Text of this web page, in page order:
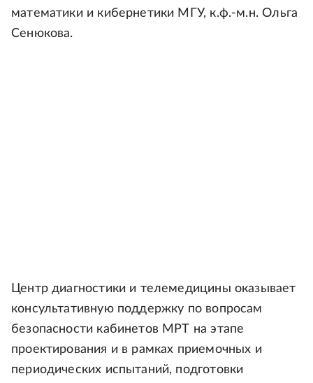
математики и кибернетики МГУ, к.ф.-м.н. Ольга
Сенюкова.
Центр диагностики и телемедицины оказывает
консультативную поддержку по вопросам
безопасности кабинетов МРТ на этапе
проектирования и в рамках приемочных и
периодических испытаний, подготовки